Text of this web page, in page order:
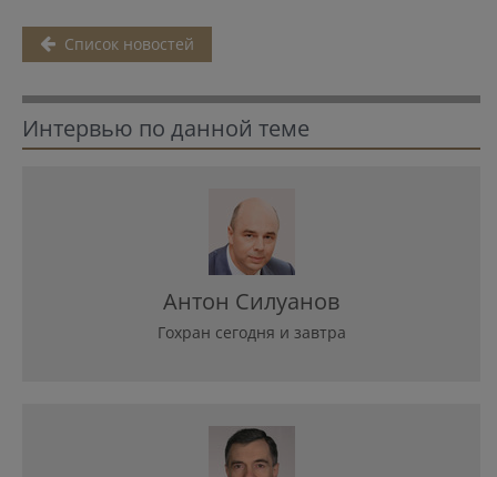
Список новостей
Интервью по данной теме
Антон Силуанов
Гохран сегодня и завтра